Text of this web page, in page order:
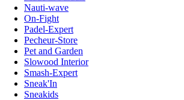
Nauti-wave
On-Fight
Padel-Expert
Pecheur-Store
Pet and Garden
Slowood Interior
Smash-Expert
Sneak'In
Sneakids